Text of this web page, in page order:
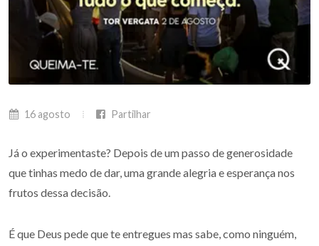
16 agosto Partilhar
Já o experimentaste? Depois de um passo de generosidade
que tinhas medo de dar, uma grande alegria e esperança nos
frutos dessa decisão.
É que Deus pede que te entregues mas sabe, como ninguém,